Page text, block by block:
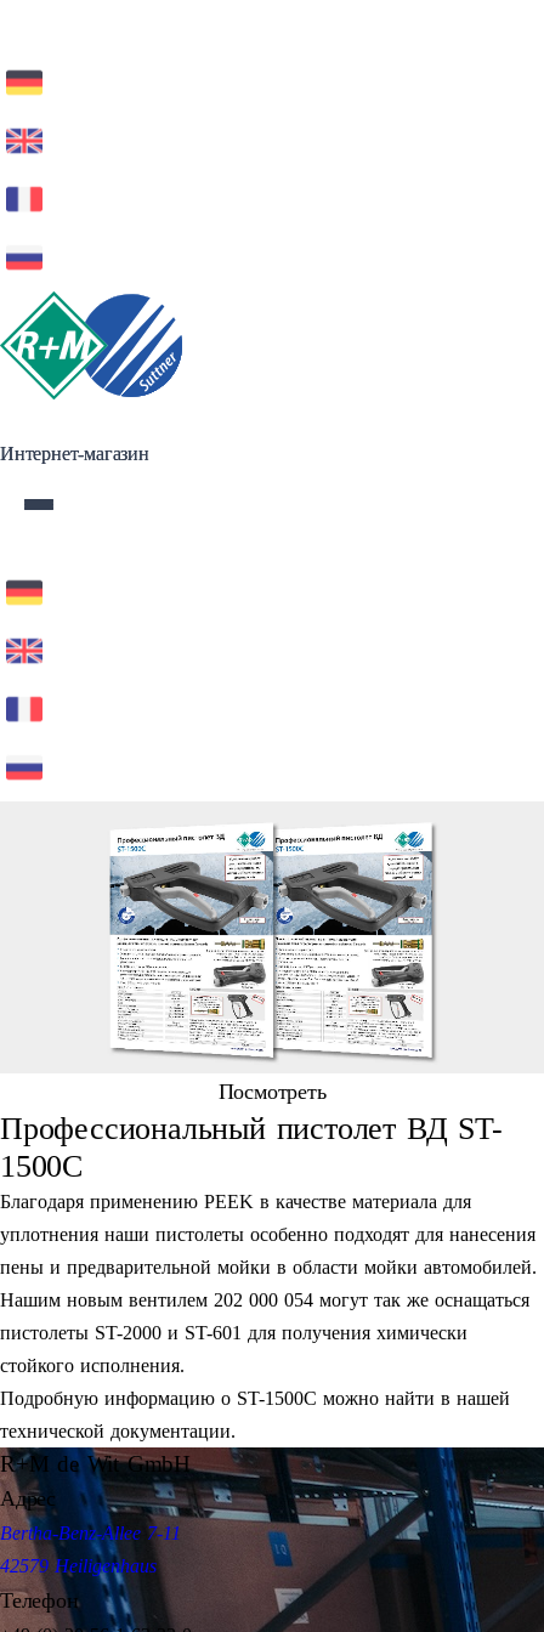
Интернет-магазин
Интернет-магазин
Посмотреть
Профессиональный пистолет ВД ST-
1500C
Благодаря применению PEEK в качестве материала для
уплотнения наши пистолеты особенно подходят для нанесения
пены и предварительной мойки в области мойки автомобилей.
Нашим новым вентилем 202 000 054 могут так же оснащаться
пистолеты ST-2000 и ST-601 для получения химически
стойкого исполнения.
Подробную информацию о ST-1500C можно найти в нашей
технической документации.
R+M de Wit GmbH
Адрес
Bertha-Benz-Allee 7-11
42579 Heiligenhaus
Телефон